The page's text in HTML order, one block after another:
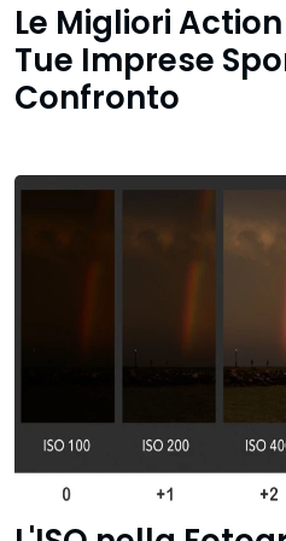
Le Migliori
Tue Imprese
Confronto